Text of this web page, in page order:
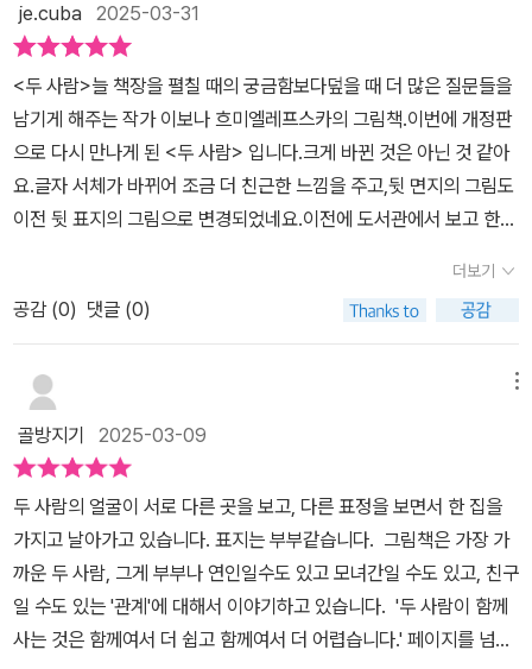
이 내 앞에 서있습니다.이제는 다시 사귐을 시작하고 있습니다.나에
대해 알아보고 또 두 사람의 삶을 다시 설정중입니다.이 책은 그러한
저희 부부에게 선물처럼 다가온 책입니다.​*네이버 카페 제이그림책
포럼 해당 도서 이벤트에 응모하여 도서 선물을 받았습니다.
상대에게 도움을 줄 수 있는 시간이 찾아온다.따뜻하고 즐거운 노란
색, 그리고 서늘하고 진지한 푸른색. 섞일 수 없어 보이는 두 색이지만
내가 가진 색깔과 상대가 가진 색깔을 서로 인정하고 존중할 때, 비로
소 만들어지는 것이 있다. 두 색이 섞여 만들어내는 초록색은 '따뜻하
고 진지하면서도 즐겁고 서늘한' 색이다. 상대와 색이 섞인다고 해서
나의 색이 없어지는 것이 아니다.책을 읽으며 '관계'에 대해 다시금 생
각해보게 되었다. 서로 다른 세계인 '나'와 '너'가 만나 '우리'가 되는 그
과정에서 내가 느껴왔던 기쁨, 내가 경험했던 슬픔, 이러한 감정들이
스쳐 지나갔다. '관계'에서 오는 상처를 겪고 그것을 극복할 때마다 느
그 '인정'이 나의 세계를 지움으로써 만들어지는 것은 아니라는 것 또
한 명심할 것, 경험으로부터 배워온 것들이 이 그림책 안에 이미지와
글로써 담겨 있었다.
je.cuba 2025-03-31
<두 사람>늘 책장을 펼칠 때의 궁금함보다덮을 때 더 많은 질문들을
남기게 해주는 작가 이보나 흐미엘레프스카의 그림책.이번에 개정판
으로 다시 만나게 된 <두 사람> 입니다.크게 바뀐 것은 아닌 것 같아
요.글자 서체가 바뀌어 조금 더 친근한 느낌을 주고,뒷 면지의 그림도
이전 뒷 표지의 그림으로 변경되었네요.이전에 도서관에서 보고 한참
일까요?먼저 부부라고 생각해 봤어요.“두 사람이 함께 사는 것은함께
여서 더 쉽고함께여서 더 어렵습니다.” 두 사람이 함께 산다는 건 정
말 어려운 것 같아요. 지금은 서로에게 적응하고 서로가 가진 선을 지
켜주려는 배려로 살아오고 있지만 사람이 어떻게 늘 잘 하고 살아가
나요. 실수하기도 하고 잘 못 하기도 할 때 함께라는 마음으로 이끌어
주어야 하는 거겠죠. 같은 곳을 바라보면서도 다른 것을 보기도하고
다른 생각으로 인해 서로 상처받기도 하는 사이가 우리 모두의 모습
같아요.물론 부부 뿐 아니라 부모와 자식, 형제 자매 사이 그리고 같이
일하는 동료, 친구 사이도 마찬가지일 것 같아요. 때로는 어긋나고 부
딪히더라도 서로를 이해하려 노력해야하죠.서로 주고 받으며 채우고
채워주는 그런 사이.아마 함께 살아가는 모든 이들에게 전달하는 이
야기가 아닐까 해요.
더보기
공감 (0) 댓글 (0)
골방지기 2025-03-09
두 사람의 얼굴이 서로 다른 곳을 보고, 다른 표정을 보면서 한 집을
가지고 날아가고 있습니다. 표지는 부부같습니다. 그림책은 가장 가
까운 두 사람, 그게 부부나 연인일수도 있고 모녀간일 수도 있고, 친구
일 수도 있는 '관계'에 대해서 이야기하고 있습니다. '두 사람이 함께
사는 것은 함께여서 더 쉽고 함께여서 더 어렵습니다.' 페이지를 넘어